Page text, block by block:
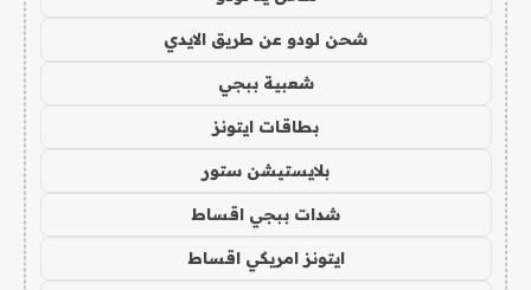
شحن لودو عن طريق الايدي
شعبية ببجي
بطاقات ايتونز
بلايستيشن ستور
شدات ببجي اقساط
ايتونز امريكي اقساط